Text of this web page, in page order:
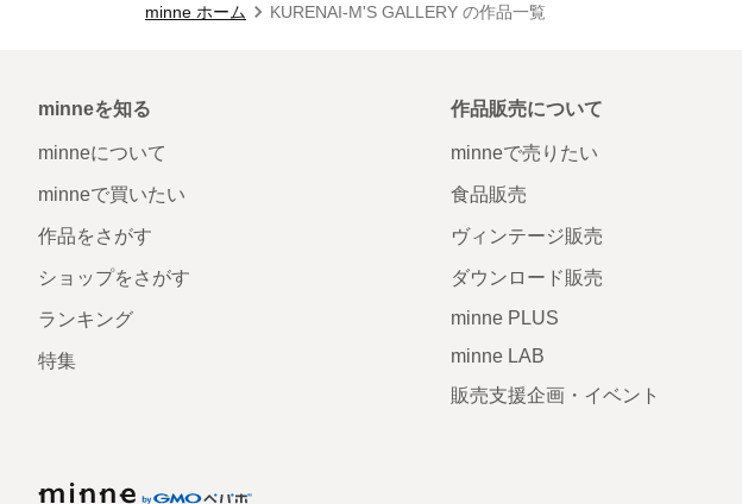
minne ホーム KURENAI-M'S GALLERY の作品一覧
minneを知る
minneについて
minneで買いたい
作品をさがす
ショップをさがす
ランキング
特集
作品販売について
minneで売りたい
食品販売
ヴィンテージ販売
ダウンロード販売
minne PLUS
minne LAB
販売支援企画・イベント